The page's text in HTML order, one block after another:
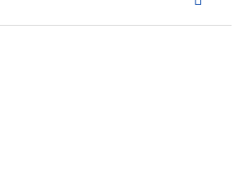
Sanzioni